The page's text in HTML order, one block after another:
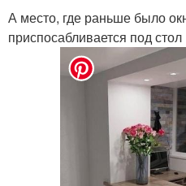
А место, где раньше было
приспосабливается под стол